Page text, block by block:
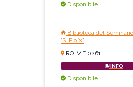
Disponibile
Biblioteca del
'S. Pio X'
RO.IV.E 0261
INFO
Disponibile